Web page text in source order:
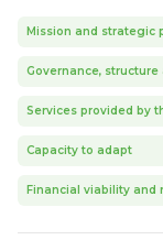
Mission and strategic
Governance,
Services provided by
Capacity to adapt
Financial viability